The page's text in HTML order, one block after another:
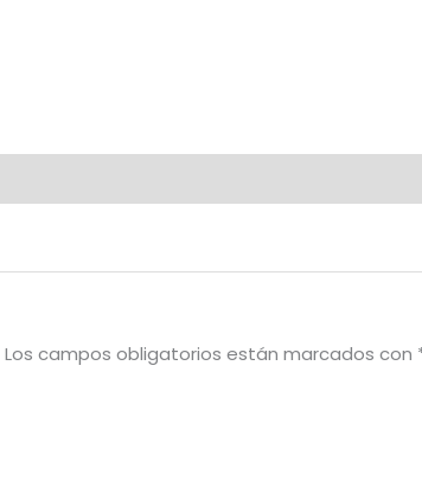
Los campos obligatorios están marcados con